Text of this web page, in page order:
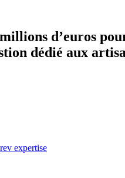
d’euros
dédié aux